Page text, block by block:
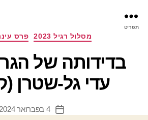
תפריט
קטגוריות מסלול רגיל 2023 פרס עינת
בדידותה של
עדי גל-שטרן
תאריך
4 בפברואר 2024